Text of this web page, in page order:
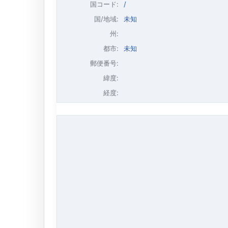
国コード:
/
国/地域:
未知
州:
都市:
未知
郵便番号:
緯度:
経度: